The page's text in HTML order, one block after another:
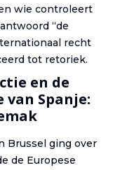
wie controleert
“de
recht
tot retoriek.
en de
Spanje:
Brussel ging over
de Europese